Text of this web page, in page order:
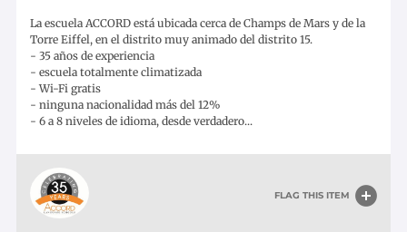
FLAG THIS ITEM
La escuela ACCORD está ubicada cerca de Champs de Mars y de la
Torre Eiffel, en el distrito muy animado del distrito 15.
- 35 años de experiencia
- escuela totalmente climatizada
- Wi-Fi gratis
- ninguna nacionalidad más del 12%
- 6 a 8 niveles de idioma, desde verdadero...